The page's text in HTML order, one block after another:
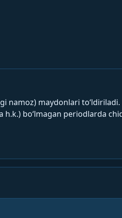
namoz) maydonlari to‘ldiriladi.
h.k.) bo‘lmagan periodlarda